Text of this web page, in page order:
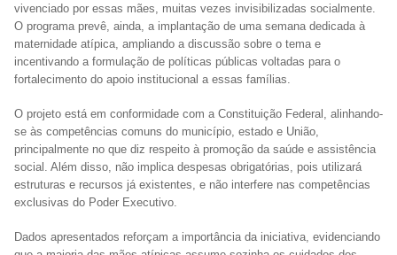
vivenciado por essas mães, muitas vezes invisibilizadas socialmente.
O programa prevê, ainda, a implantação de uma semana dedicada à
maternidade atípica, ampliando a discussão sobre o tema e
incentivando a formulação de políticas públicas voltadas para o
fortalecimento do apoio institucional a essas famílias.
O projeto está em conformidade com a Constituição Federal, alinhando-
se às competências comuns do município, estado e União,
principalmente no que diz respeito à promoção da saúde e assistência
social. Além disso, não implica despesas obrigatórias, pois utilizará
estruturas e recursos já existentes, e não interfere nas competências
exclusivas do Poder Executivo.
Dados apresentados reforçam a importância da iniciativa, evidenciando